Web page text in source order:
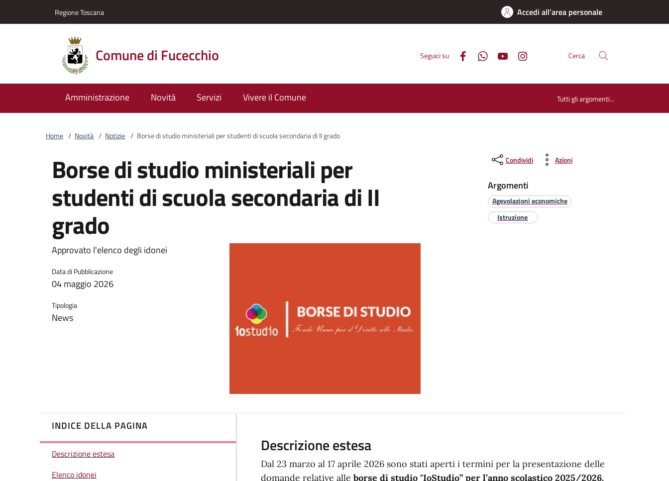
Regione Toscana Accedi all'area personale
Comune di Fucecchio Seguici su Cerca
Amministrazione Novità Servizi Vivere il Comune Tutti gli argomenti...
Home / Novità / Notizie / Borse di studio ministeriali per studenti di scuola secondaria di II grado
Borse di studio ministeriali per
studenti di scuola secondaria di II
grado
Approvato l'elenco degli idonei
Data di Pubblicazione
04 maggio 2026
Tipologia
News
Condividi Azioni
Argomenti
Agevolazioni economiche
Istruzione
INDICE DELLA PAGINA
Descrizione estesa
Elenco idonei
Descrizione estesa
Dal 23 marzo al 17 aprile 2026 sono stati aperti i termini per la presentazione delle
domande relative alle borse di studio "IoStudio” per l’anno scolastico 2025/2026.